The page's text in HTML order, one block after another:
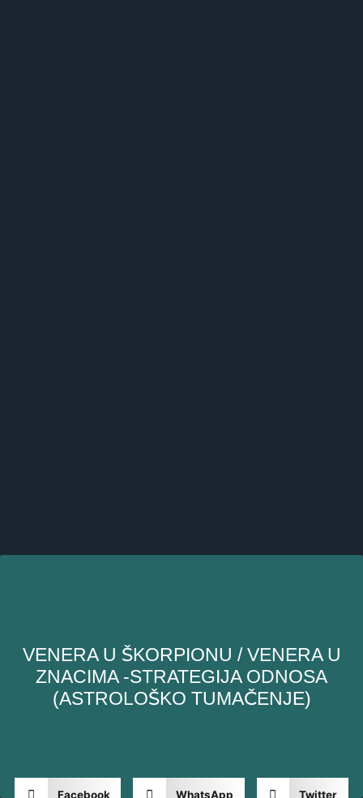
VENERA U ŠKORPIONU / VENERA U
ZNACIMA -STRATEGIJA ODNOSA
(ASTROLOŠKO TUMAČENJE)
Facebook WhatsApp Twitter